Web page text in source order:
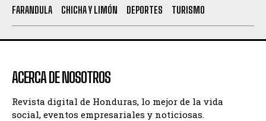
FARANDULA
CHICHA Y LIMÓN DEPORTES TURISMO
ACERCA DE NOSOTROS
Revista digital de Honduras, lo mejor de la vida
social, eventos empresariales y noticiosas.